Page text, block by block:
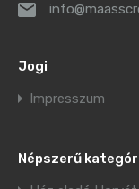
Jogi
Impresszum
Népszerű